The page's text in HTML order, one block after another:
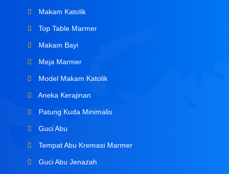
Makam Katolik
Top Table Marmer
Makam Bayi
Meja Marmer
Model Makam Katolik
Aneka Kerajinan
Patung Kuda Minimalis
Guci Abu
Tempat Abu Kremasi Marmer
Guci Abu Jenazah